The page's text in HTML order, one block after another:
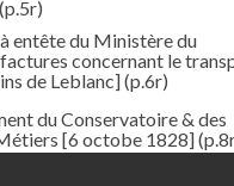
(p.5r)
entête du Ministère du
concernant le
de Leblanc](p.6r)
du Conservatoire & des
[6 octobe 1828]